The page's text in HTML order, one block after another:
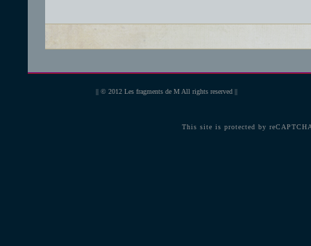
|| © 2012 Les fragments de M All rights reserved ||
This site is protected by